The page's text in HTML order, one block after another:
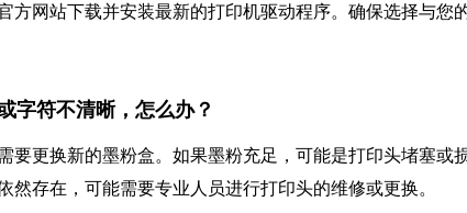
网站下载并安装最新的打印机驱动程序。确保选择与您
字符不清晰，怎么办？
要更换新的墨粉盒。如果墨粉充足，可能是打印头堵塞或
存在，可能需要专业人员进行打印头的维修或更换。